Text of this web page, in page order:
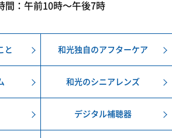
間：午前10時〜午後7時
と 和光独自のアフターケア
和光のシニアレンズ
デジタル補聴器